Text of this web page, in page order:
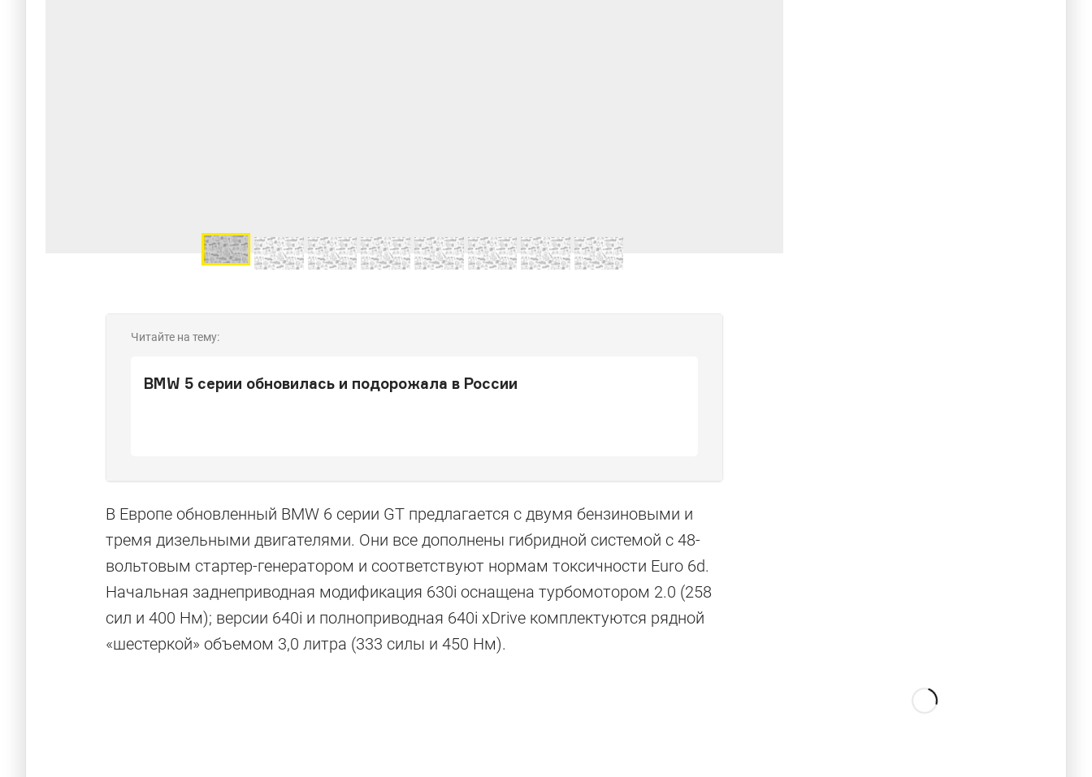
Читайте на тему:
BMW 5 серии обновилась и подорожала в России
В Европе обновленный BMW 6 серии GT предлагается с двумя бензиновыми и
тремя дизельными двигателями. Они все дополнены гибридной системой с 48-
вольтовым стартер-генератором и соответствуют нормам токсичности Euro 6d.
Начальная заднеприводная модификация 630i оснащена турбомотором 2.0 (258
сил и 400 Нм); версии 640i и полноприводная 640i xDrive комплектуются рядной
«шестеркой» объемом 3,0 литра (333 силы и 450 Нм).